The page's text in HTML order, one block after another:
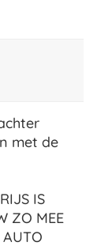
met de
IS
ZO MEE
AUTO